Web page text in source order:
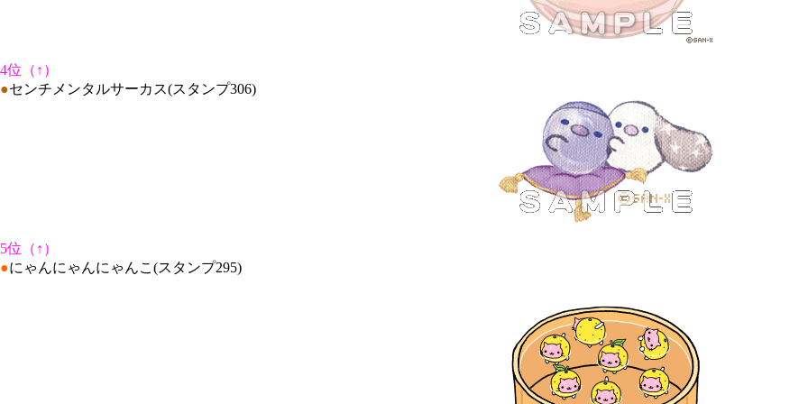
4位（↑）
●センチメンタルサーカス(スタンプ306)
5位（↑）
●にゃんにゃんにゃんこ(スタンプ295)